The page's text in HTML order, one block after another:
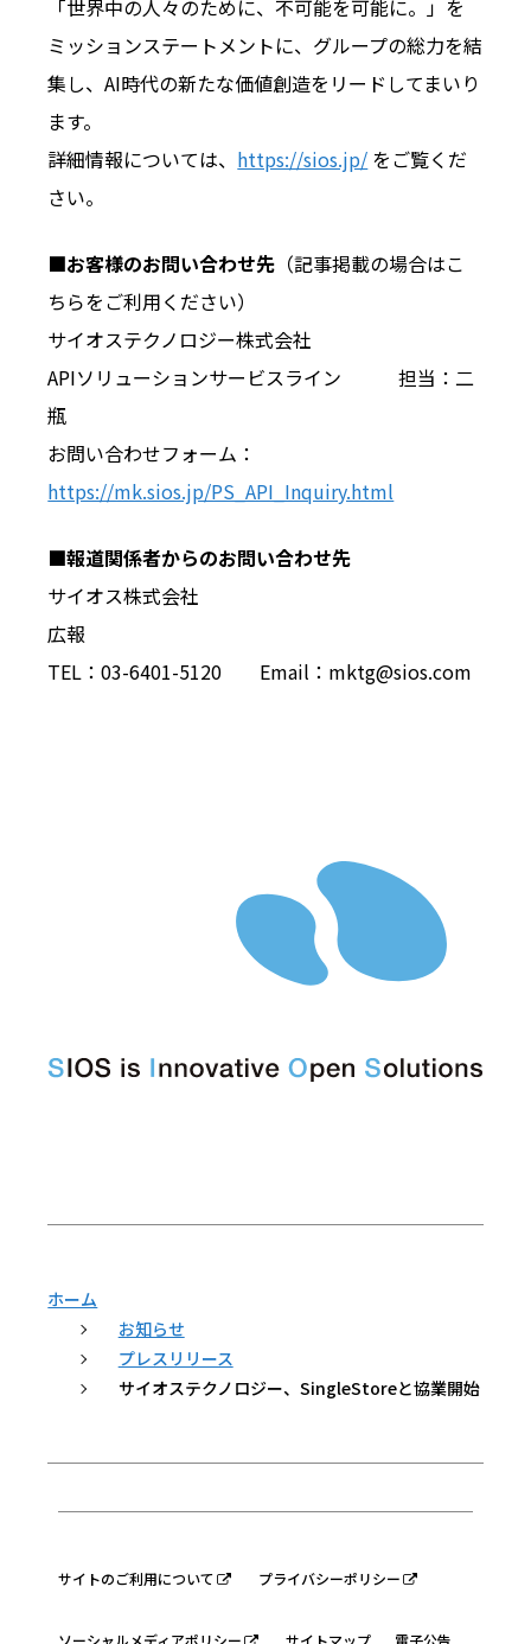
「世界中の人々のために、不可能を可能に。」を
ミッションステートメントに、グループの総力を結
集し、AI時代の新たな価値創造をリードしてまいり
ます。
詳細情報については、 https://sios.jp/ をご覧くだ
さい。
■お客様のお問い合わせ先 （記事掲載の場合はこ
ちらをご利用ください）
サイオステクノロジー株式会社
APIソリューションサービスライン 担当：二
瓶
お問い合わせフォーム：
https://mk.sios.jp/PS_API_Inquiry.html
■報道関係者からのお問い合わせ先
サイオス株式会社
広報
TEL：03-6401-5120 Email：mktg@sios.com
ホーム
お知らせ
プレスリリース
サイオステクノロジー、SingleStoreと協業開始
サイトのご利用について プライバシーポリシー